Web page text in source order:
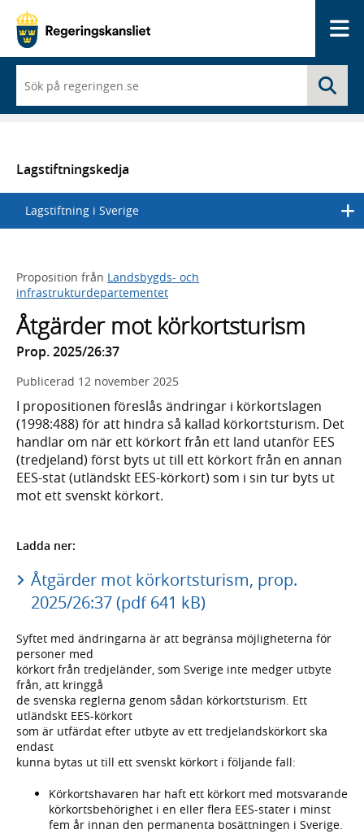
du
börjar
skriva
en
lista
med
sökförslag
Lagstiftningskedja
Lagstiftning i Sverige
Proposition från Landsbygds- och
infrastrukturdepartementet
Åtgärder mot körkortsturism
Prop. 2025/26:37
Publicerad 12 november 2025
I propositionen föreslås ändringar i körkortslagen
(1998:488) för att hindra så kallad körkortsturism. Det
handlar om när ett körkort från ett land utanför EES
(tredjeland) först byts ut till ett körkort från en annan
EES-stat (utländskt EES-körkort) som i sin tur byts ut
mot ett svenskt körkort.
Ladda ner:
Åtgärder mot körkortsturism, prop.
2025/26:37 (pdf 641 kB)
Syftet med ändringarna är att begränsa möjligheterna för
personer med
körkort från tredjeländer, som Sverige inte medger utbyte
från, att kringgå
de svenska reglerna genom sådan körkortsturism. Ett
utländskt EES-körkort
som är utfärdat efter utbyte av ett tredjelandskörkort ska
endast
kunna bytas ut till ett svenskt körkort i följande fall:
Körkortshavaren har haft ett körkort med motsvarande
körkortsbehörighet i en eller flera EES-stater i minst
fem år innan den permanenta bosättningen i Sverige.